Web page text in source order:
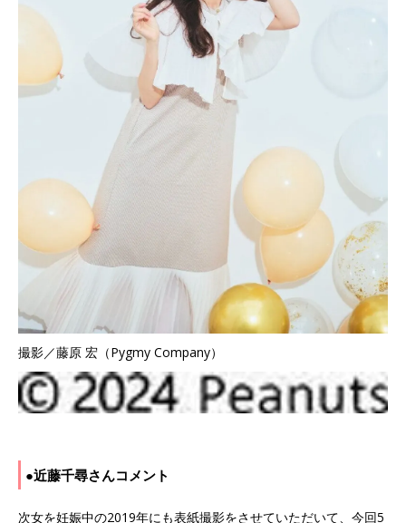
撮影／藤原 宏（Pygmy Company）
●近藤千尋さんコメント
次女を妊娠中の2019年にも表紙撮影をさせていただいて、今回5